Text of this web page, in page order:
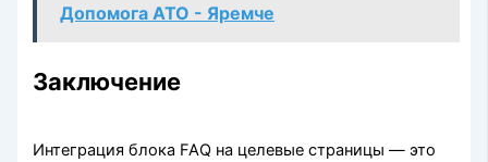
Допомога АТО - Яремче
Заключение
Интеграция блока FAQ на целевые страницы — это